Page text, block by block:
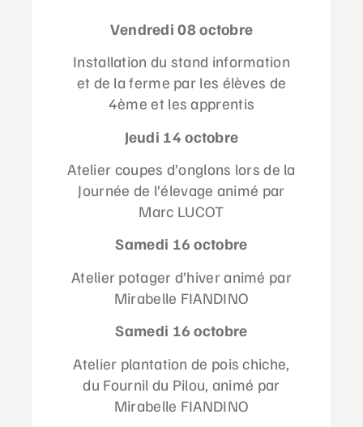
Vendredi 08 octobre
Installation du stand information
et de la ferme par les élèves de
4ème et les apprentis
Jeudi 14 octobre
Atelier coupes d’onglons lors de la
Journée de l’élevage animé par
Marc LUCOT
Samedi 16 octobre
Atelier potager d’hiver animé par
Mirabelle FIANDINO
Samedi 16 octobre
Atelier plantation de pois chiche,
du Fournil du Pilou, animé par
Mirabelle FIANDINO